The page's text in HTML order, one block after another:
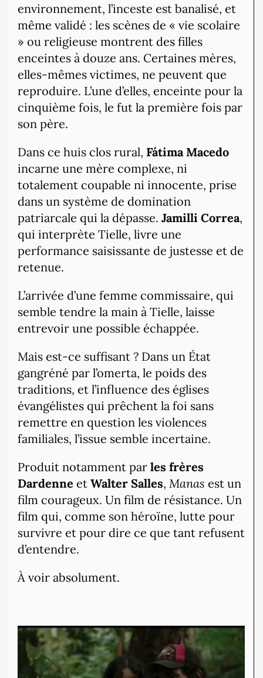
environnement, l’inceste est banalisé, et
même validé : les scènes de « vie scolaire
» ou religieuse montrent des filles
enceintes à douze ans. Certaines mères,
elles-mêmes victimes, ne peuvent que
reproduire. L’une d’elles, enceinte pour la
cinquième fois, le fut la première fois par
son père.
Dans ce huis clos rural, Fátima Macedo
incarne une mère complexe, ni
totalement coupable ni innocente, prise
dans un système de domination
patriarcale qui la dépasse. Jamilli Correa,
qui interprète Tielle, livre une
performance saisissante de justesse et de
retenue.
L’arrivée d’une femme commissaire, qui
semble tendre la main à Tielle, laisse
entrevoir une possible échappée.
Mais est-ce suffisant ? Dans un État
gangréné par l’omerta, le poids des
traditions, et l’influence des églises
évangélistes qui prêchent la foi sans
remettre en question les violences
familiales, l’issue semble incertaine.
Produit notamment par les frères
Dardenne et Walter Salles, Manas est un
film courageux. Un film de résistance. Un
film qui, comme son héroïne, lutte pour
survivre et pour dire ce que tant refusent
d’entendre.
À voir absolument.